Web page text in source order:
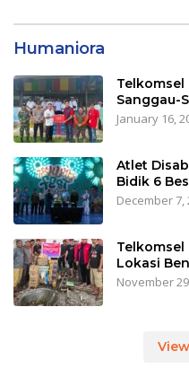
Humaniora
Telkomsel
Sanggau-
January 16,
Atlet
Bidik 6
December 7,
Lokasi
November